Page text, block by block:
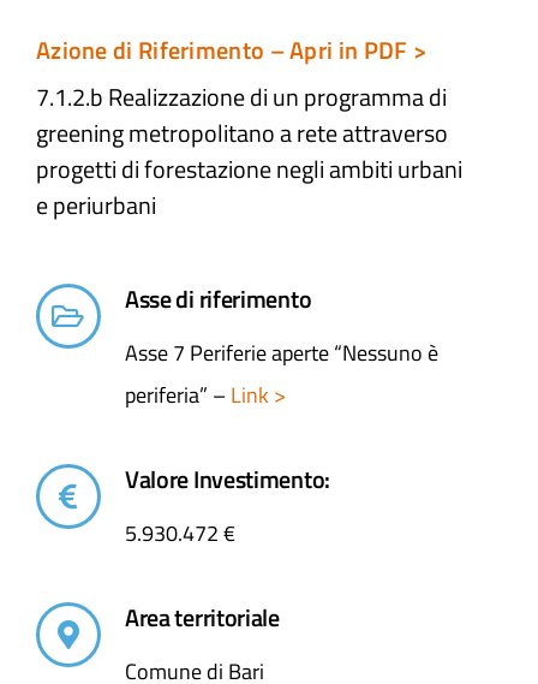
Progetti
Azione di Riferimento – Apri in PDF >
7.1.2.b Realizzazione di un programma di
greening metropolitano a rete attraverso
progetti di forestazione negli ambiti urbani
e periurbani​
Asse di riferimento
Asse 7 Periferie aperte “Nessuno è
periferia” –Link >
Valore Investimento:
5.930.472 €
Area territoriale
Comune di Bari